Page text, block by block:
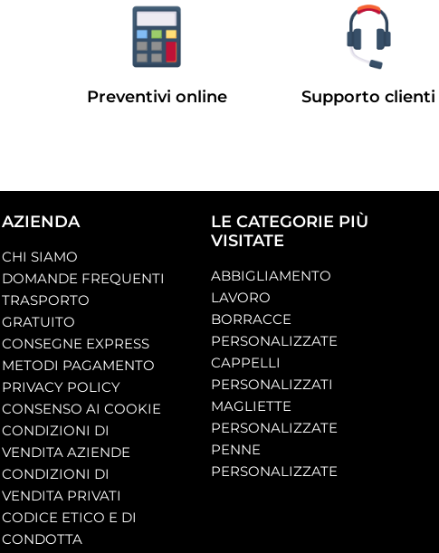
Preventivi online Supporto clienti
AZIENDA
CHI SIAMO
DOMANDE FREQUENTI
TRASPORTO
GRATUITO
CONSEGNE EXPRESS
METODI PAGAMENTO
PRIVACY POLICY
CONSENSO AI COOKIE
CONDIZIONI DI
VENDITA AZIENDE
CONDIZIONI DI
VENDITA PRIVATI
CODICE ETICO E DI
CONDOTTA
LE CATEGORIE PIÙ
VISITATE
ABBIGLIAMENTO
LAVORO
BORRACCE
PERSONALIZZATE
CAPPELLI
PERSONALIZZATI
MAGLIETTE
PERSONALIZZATE
PENNE
PERSONALIZZATE